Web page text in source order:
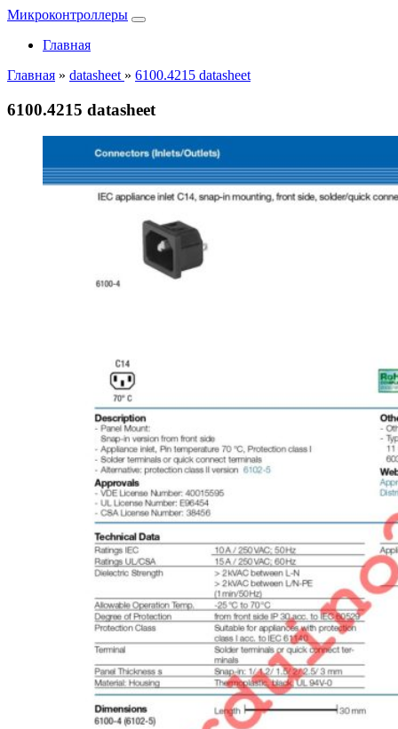
Микроконтроллеры
Главная
Главная » datasheet » 6100.4215 datasheet
6100.4215 datasheet